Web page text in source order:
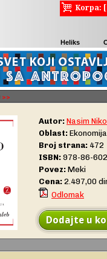
Heliks
Korpa:
>>
Autor: Nasim
Oblast:
Broj strana: 472
ISBN: 978-86-
Povez: Meki
Cena: 2.497,00
Odlomak
Dodajte u